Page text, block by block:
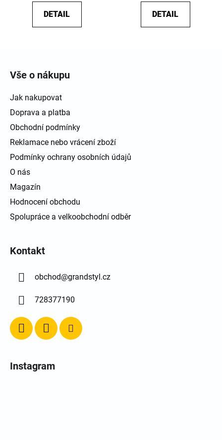
DETAIL DETAIL
Vše o nákupu
Jak nakupovat
Doprava a platba
Obchodní podmínky
Reklamace nebo vrácení zboží
Podmínky ochrany osobních údajů
O nás
Magazín
Hodnocení obchodu
Spolupráce a velkoobchodní odběr
Kontakt
obchod@grandstyl.cz
728377190
Instagram